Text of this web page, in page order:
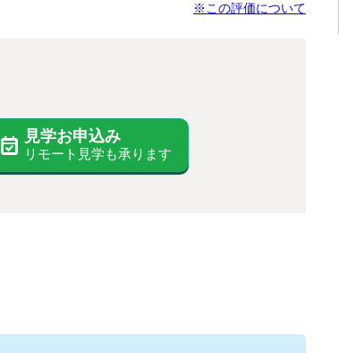
※この評価について
見学お申込み
リモート見学も承ります